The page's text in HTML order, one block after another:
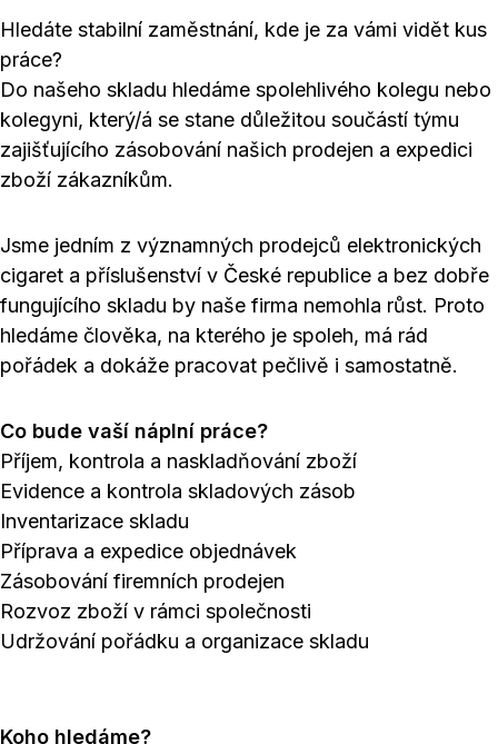
Hledáte stabilní zaměstnání, kde je za vámi vidět kus
práce?
Do našeho skladu hledáme spolehlivého kolegu nebo
kolegyni, který/á se stane důležitou součástí týmu
zajišťujícího zásobování našich prodejen a expedici
zboží zákazníkům.
Jsme jedním z významných prodejců elektronických
cigaret a příslušenství v České republice a bez dobře
fungujícího skladu by naše firma nemohla růst. Proto
hledáme člověka, na kterého je spoleh, má rád
pořádek a dokáže pracovat pečlivě i samostatně.
Co bude vaší náplní práce?
Příjem, kontrola a naskladňování zboží
Evidence a kontrola skladových zásob
Inventarizace skladu
Příprava a expedice objednávek
Zásobování firemních prodejen
Rozvoz zboží v rámci společnosti
Udržování pořádku a organizace skladu
Koho hledáme?